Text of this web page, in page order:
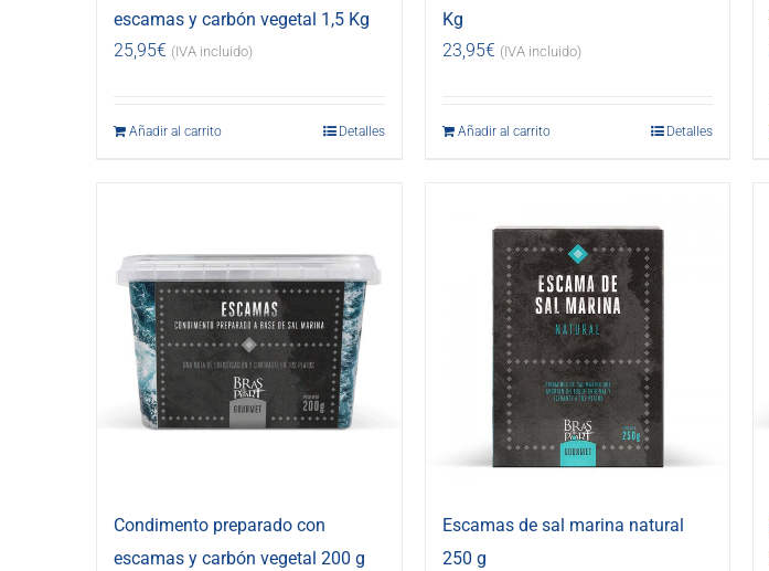
escamas y carbón vegetal 1,5 Kg
25,95€ (IVA incluido)
Añadir al carrito Detalles
Kg
23,95€ (IVA incluido)
Añadir al carrito Detalles
Condimento preparado con
escamas y carbón vegetal 200 g
Escamas de sal marina natural
250 g